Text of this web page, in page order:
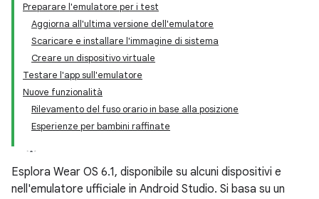
Preparare l'emulatore per i test
Aggiorna all'ultima versione dell'emulatore
Scaricare e installare l'immagine di sistema
Creare un dispositivo virtuale
Testare l'app sull'emulatore
Nuove funzionalità
Rilevamento del fuso orario in base alla posizione
Esperienze per bambini raffinate
Esplora Wear OS 6.1, disponibile su alcuni dispositivi e
nell'emulatore ufficiale in Android Studio. Si basa su un